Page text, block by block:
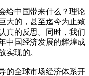
给中国带来什么？理论
大的，甚至迄今为止致
真的反思。同时，我们
中国经济发展的辉煌成
实现的。
的全球市场经济体系开